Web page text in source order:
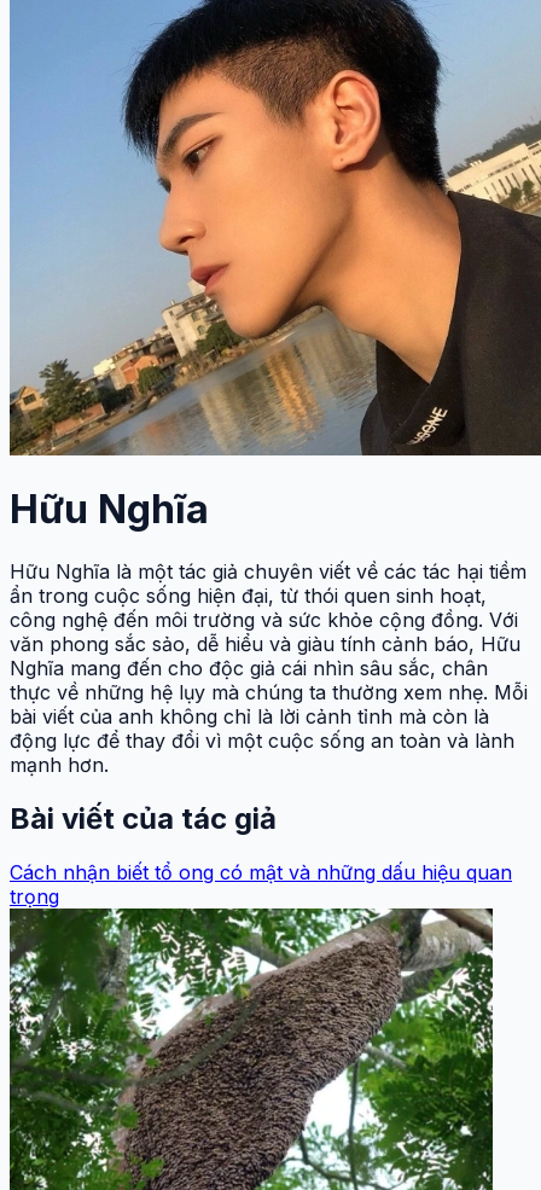
Hữu Nghĩa
Hữu Nghĩa là một tác giả chuyên viết về các tác hại tiềm
ẩn trong cuộc sống hiện đại, từ thói quen sinh hoạt,
công nghệ đến môi trường và sức khỏe cộng đồng. Với
văn phong sắc sảo, dễ hiểu và giàu tính cảnh báo, Hữu
Nghĩa mang đến cho độc giả cái nhìn sâu sắc, chân
thực về những hệ lụy mà chúng ta thường xem nhẹ. Mỗi
bài viết của anh không chỉ là lời cảnh tỉnh mà còn là
động lực để thay đổi vì một cuộc sống an toàn và lành
mạnh hơn.
Bài viết của tác giả
Cách nhận biết tổ ong có mật và những dấu hiệu quan
trọng